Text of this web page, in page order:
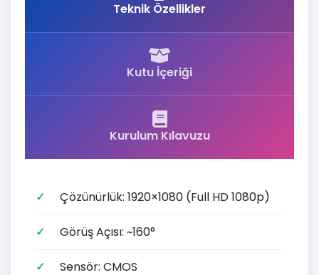
Teknik Özellikler
Kutu İçeriği
Kurulum Kılavuzu
Çözünürlük: 1920×1080 (Full HD 1080p)
Görüş Açısı: ~160°
Sensör: CMOS